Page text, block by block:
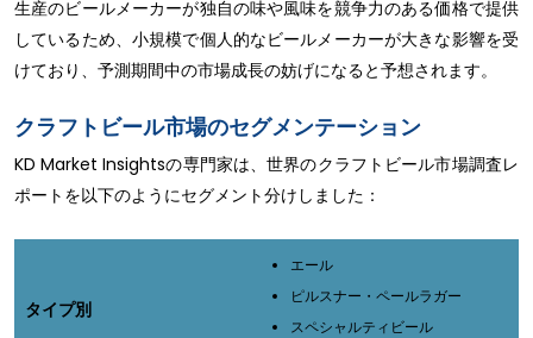
生産のビールメーカーが独自の味や風味を競争力のある価格で提供
しているため、小規模で個人的なビールメーカーが大きな影響を受
けており、予測期間中の市場成長の妨げになると予想されます。
クラフトビール市場のセグメンテーション
KD Market Insightsの専門家は、世界のクラフトビール市場調査レ
ポートを以下のようにセグメント分けしました：
タイプ別
エール
ピルスナー・ペールラガー
スペシャルティビール